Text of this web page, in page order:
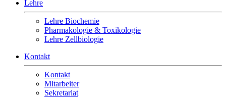
Lehre
Lehre Biochemie
Pharmakologie & Toxikologie
Lehre Zellbiologie
Kontakt
Kontakt
Mitarbeiter
Sekretariat